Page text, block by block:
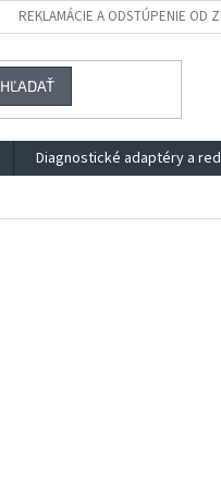
REKLAMÁCIE A ODSTÚPENIE OD
HĽADAŤ
Diagnostické adaptéry a